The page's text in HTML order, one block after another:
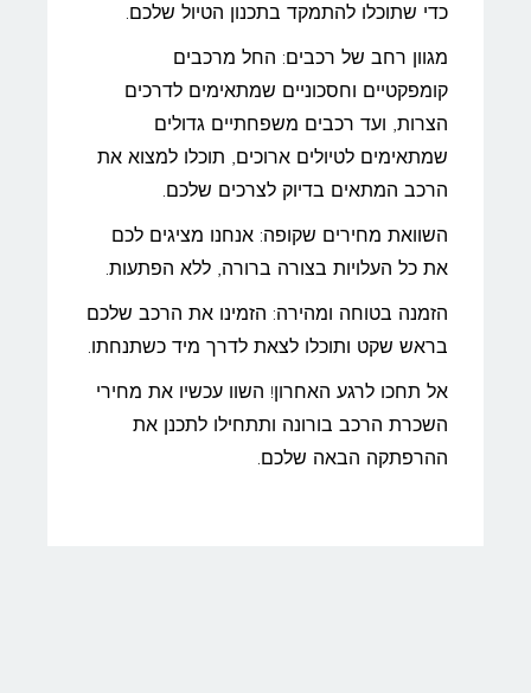
כדי שתוכלו להתמקד בתכנון הטיול שלכם.
מגוון רחב של רכבים: החל מרכבים
קומפקטיים וחסכוניים שמתאימים לדרכים
הצרות, ועד רכבים משפחתיים גדולים
שמתאימים לטיולים ארוכים, תוכלו למצוא את
הרכב המתאים בדיוק לצרכים שלכם.
השוואת מחירים שקופה: אנחנו מציגים לכם
את כל העלויות בצורה ברורה, ללא הפתעות.
הזמנה בטוחה ומהירה: הזמינו את הרכב שלכם
בראש שקט ותוכלו לצאת לדרך מיד כשתנחתו.
אל תחכו לרגע האחרון! השוו עכשיו את מחירי
השכרת הרכב בורונה ותתחילו לתכנן את
ההרפתקה הבאה שלכם.